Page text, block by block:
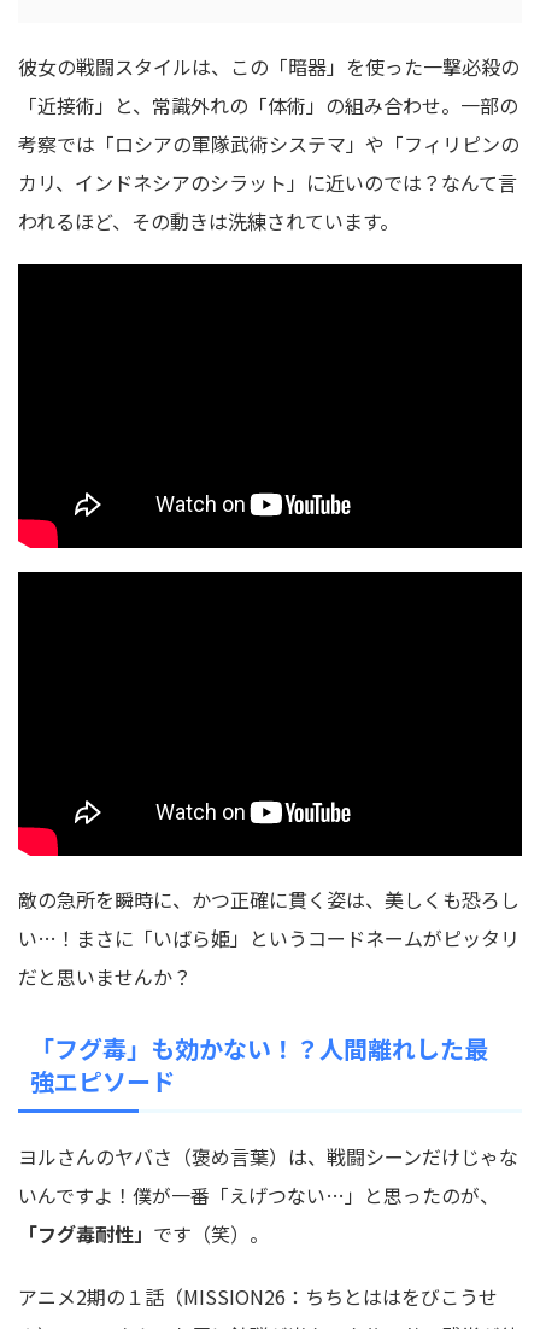
彼女の戦闘スタイルは、この「暗器」を使った一撃必殺の
「近接術」と、常識外れの「体術」の組み合わせ。一部の
考察では「ロシアの軍隊武術システマ」や「フィリピンの
カリ、インドネシアのシラット」に近いのでは？なんて言
われるほど、その動きは洗練されています。
敵の急所を瞬時に、かつ正確に貫く姿は、美しくも恐ろし
い…！まさに「いばら姫」というコードネームがピッタリ
だと思いませんか？
「フグ毒」も効かない！？人間離れした最
強エピソード
ヨルさんのヤバさ（褒め言葉）は、戦闘シーンだけじゃな
いんですよ！僕が一番「えげつない…」と思ったのが、
「フグ毒耐性」 です（笑）。
アニメ2期の１話（MISSION26：ちちとははをびこうせ